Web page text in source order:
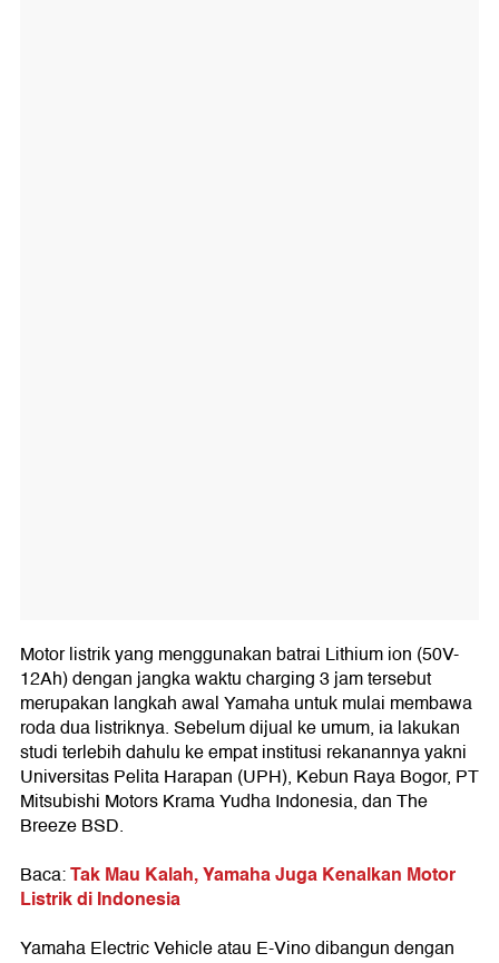
Motor listrik yang menggunakan batrai Lithium ion (50V-
12Ah) dengan jangka waktu charging 3 jam tersebut
merupakan langkah awal Yamaha untuk mulai membawa
roda dua listriknya. Sebelum dijual ke umum, ia lakukan
studi terlebih dahulu ke empat institusi rekanannya yakni
Universitas Pelita Harapan (UPH), Kebun Raya Bogor, PT
Mitsubishi Motors Krama Yudha Indonesia, dan The
Breeze BSD.
Baca:Tak Mau Kalah, Yamaha Juga Kenalkan Motor
Listrik di Indonesia
Yamaha Electric Vehicle atau E-Vino dibangun dengan